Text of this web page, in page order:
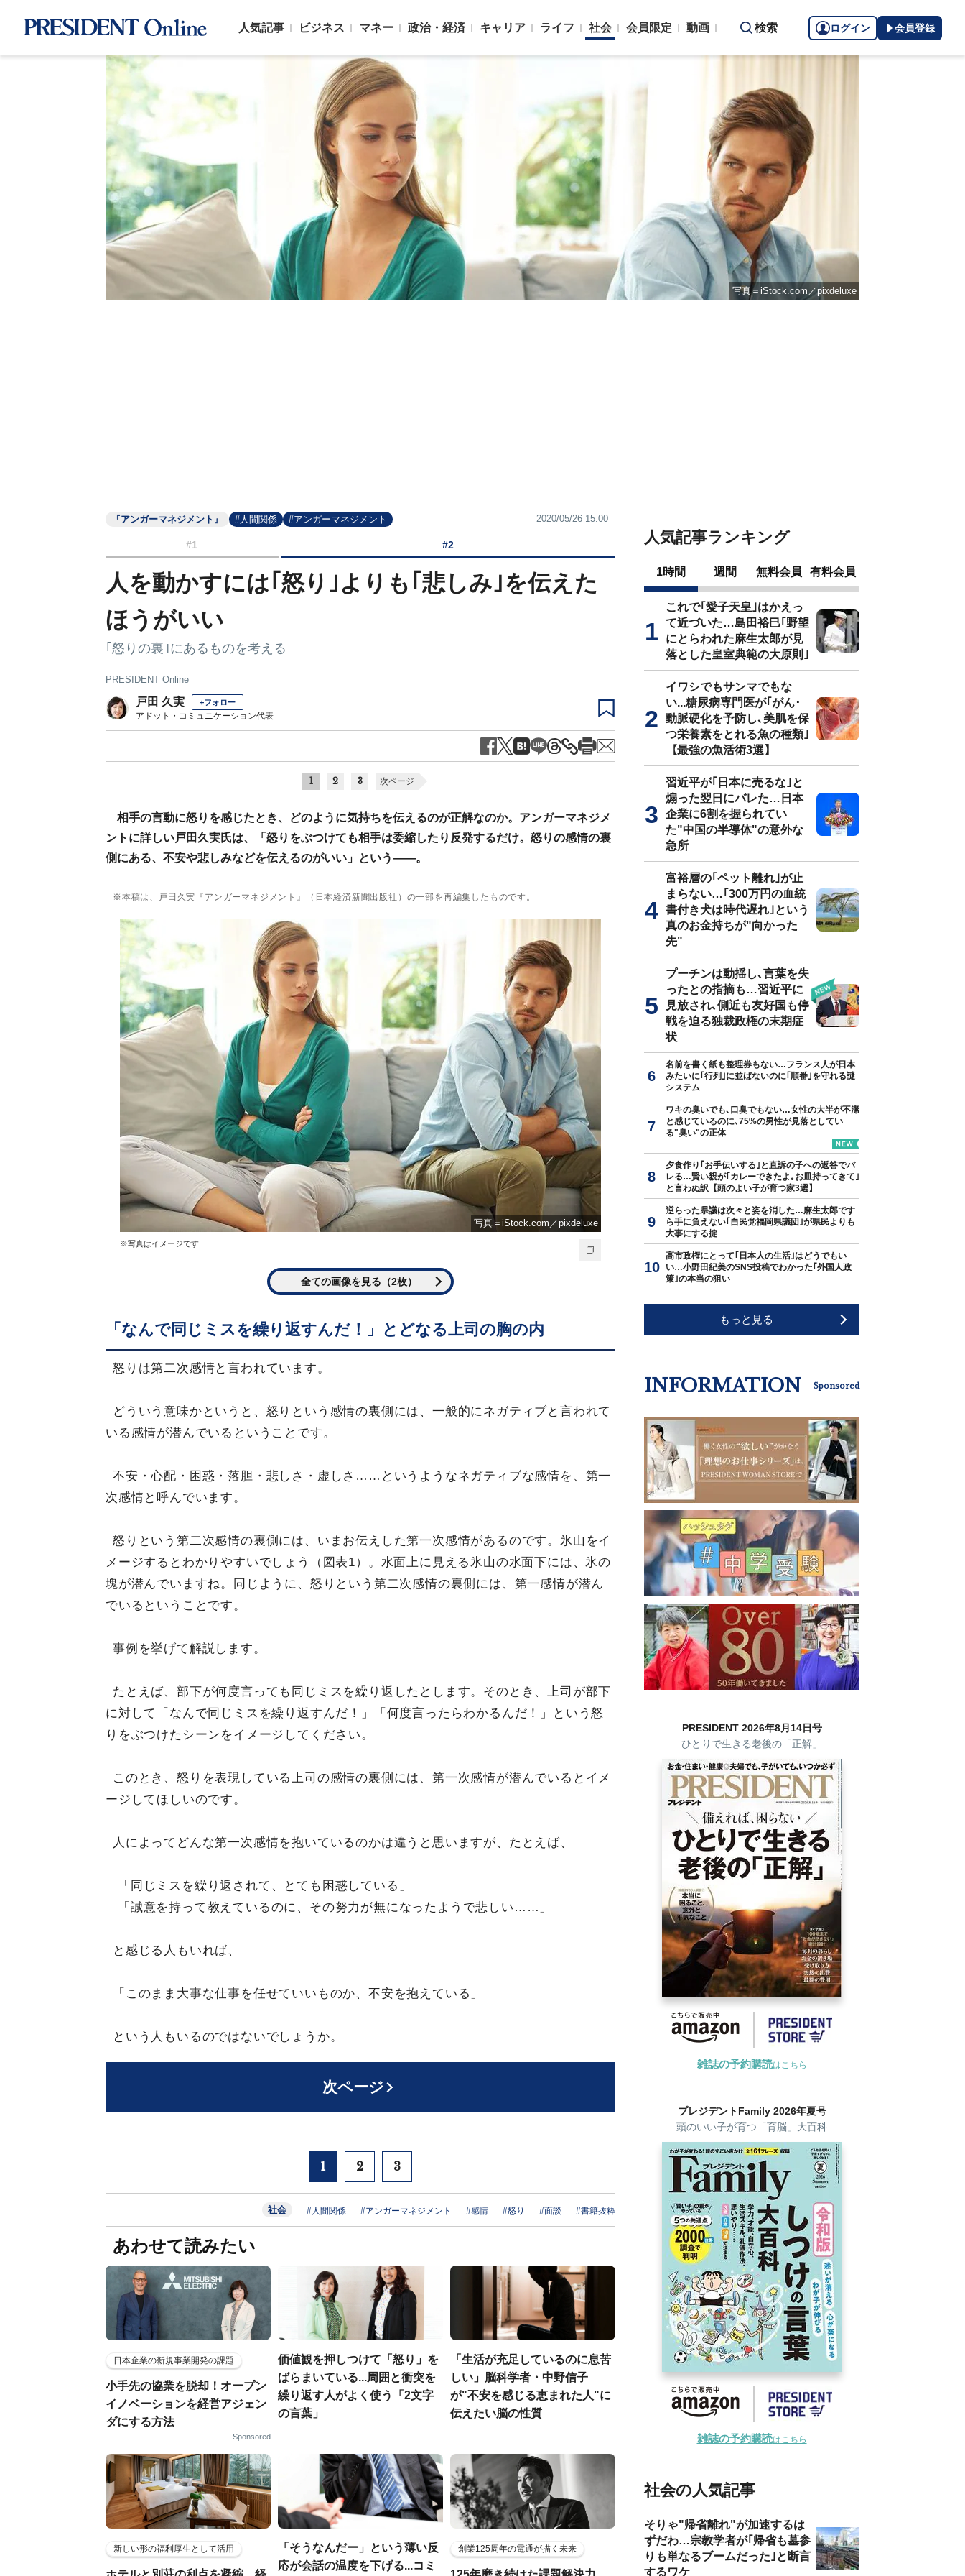
人気記事 ビジネス マネー 政治・経済 キャリア ライフ 社会 会員限定 動画 検索 ログイン 会員登録
写真＝iStock.com／pixdeluxe
『アンガーマネジメント』 #人間関係 #アンガーマネジメント 2020/05/26 15:00
#1 #2
人を動かすには｢怒り｣よりも｢悲しみ｣を伝えた
ほうがいい
｢怒りの裏｣にあるものを考える
PRESIDENT Online
戸田 久実 +フォロー
アドット・コミュニケーション代表
1 2 3 次ページ
相手の言動に怒りを感じたとき、どのように気持ちを伝えるのが正解なのか。アンガーマネジメ
ントに詳しい戸田久実氏は、「怒りをぶつけても相手は委縮したり反発するだけ。怒りの感情の裏
側にある、不安や悲しみなどを伝えるのがいい」という――。
※本稿は、戸田久実『 アンガーマネジメント 』（日本経済新聞出版社）の一部を再編集したものです。
写真＝iStock.com／pixdeluxe
※写真はイメージです
全ての画像を見る（2枚）
「なんで同じミスを繰り返すんだ！」とどなる上司の胸の内
怒りは第二次感情と言われています。
どういう意味かというと、怒りという感情の裏側には、一般的にネガティブと言われて
いる感情が潜んでいるということです。
不安・心配・困惑・落胆・悲しさ・虚しさ……というようなネガティブな感情を、第一
次感情と呼んでいます。
怒りという第二次感情の裏側には、いまお伝えした第一次感情があるのです。氷山をイ
メージするとわかりやすいでしょう（図表1）。水面上に見える氷山の水面下には、氷の
塊が潜んでいますね。同じように、怒りという第二次感情の裏側には、第一感情が潜ん
でいるということです。
事例を挙げて解説します。
たとえば、部下が何度言っても同じミスを繰り返したとします。そのとき、上司が部下
に対して「なんで同じミスを繰り返すんだ！」「何度言ったらわかるんだ！」という怒
りをぶつけたシーンをイメージしてください。
このとき、怒りを表現している上司の感情の裏側には、第一次感情が潜んでいるとイメ
ージしてほしいのです。
人によってどんな第一次感情を抱いているのかは違うと思いますが、たとえば、
「同じミスを繰り返されて、とても困惑している」
「誠意を持って教えているのに、その努力が無になったようで悲しい……」
と感じる人もいれば、
「このまま大事な仕事を任せていいものか、不安を抱えている」
という人もいるのではないでしょうか。
次ページ
1 2 3
社会 #人間関係 #アンガーマネジメント #感情 #怒り #面談 #書籍抜粋
あわせて読みたい
日本企業の新規事業開発の課題
小手先の協業を脱却！オープン
イノベーションを経営アジェン
ダにする方法
Sponsored
価値観を押しつけて「怒り」を
ばらまいている...周囲と衝突を
繰り返す人がよく使う「2文字
の言葉」
「生活が充足しているのに息苦
しい」脳科学者・中野信子
が"不安を感じる恵まれた人"に
伝えたい脳の性質
新しい形の福利厚生として活用
「そうなんだー」という薄い反
応が会話の温度を下げる...コミ
創業125周年の電通が描く未来
人気記事ランキング
1時間 週間 無料会員 有料会員
これで｢愛子天皇｣はかえっ
て近づいた…島田裕巳｢野望
にとらわれた麻生太郎が見
落とした皇室典範の大原則｣
イワシでもサンマでもな
い...糖尿病専門医が｢がん･
動脈硬化を予防し､美肌を保
つ栄養素をとれる魚の種類｣
【最強の魚活術3選】
習近平が｢日本に売るな｣と
煽った翌日にバレた…日本
企業に6割を握られてい
た"中国の半導体"の意外な
急所
富裕層の｢ペット離れ｣が止
まらない…｢300万円の血統
書付き犬は時代遅れ｣という
真のお金持ちが"向かった
先"
プーチンは動揺し､言葉を失
ったとの指摘も…習近平に
見放され､側近も友好国も停
戦を迫る独裁政権の末期症
状
名前を書く紙も整理券もない…フランス人が日本
みたいに｢行列｣に並ばないのに｢順番｣を守れる謎
システム
ワキの臭いでも､口臭でもない…女性の大半が不潔
と感じているのに､75%の男性が見落としてい
る"臭い"の正体
夕食作り｢お手伝いする｣と直訴の子への返答でバ
レる…賢い親が｢カレーできたよ｡お皿持ってきて｣
と言わぬ訳【頭のよい子が育つ家3選】
逆らった県議は次々と姿を消した…麻生太郎です
ら手に負えない｢自民党福岡県議団｣が県民よりも
大事にする掟
高市政権にとって｢日本人の生活｣はどうでもい
い…小野田紀美のSNS投稿でわかった｢外国人政
策｣の本当の狙い
もっと見る
INFORMATION Sponsored
PRESIDENT 2026年8月14日号
ひとりで生きる老後の「正解」
雑誌の予約購読はこちら
プレジデントFamily 2026年夏号
頭のいい子が育つ「育脳」大百科
雑誌の予約購読はこちら
社会の人気記事
そりゃ"帰省離れ"が加速するは
ずだわ…宗教学者が｢帰省も墓参
りも単なるブームだった｣と断言
するワケ